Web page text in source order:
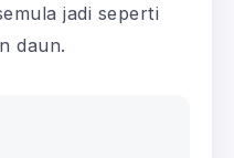
jadi seperti
daun.